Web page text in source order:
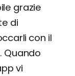
grazie
di
con il
Quando
vi